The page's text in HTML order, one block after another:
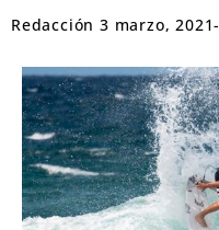
Redacción 3 marzo, 2021-